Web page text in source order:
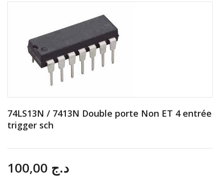
74LS13N / 7413N Double porte Non ET 4 entrée
trigger sch
د.ج